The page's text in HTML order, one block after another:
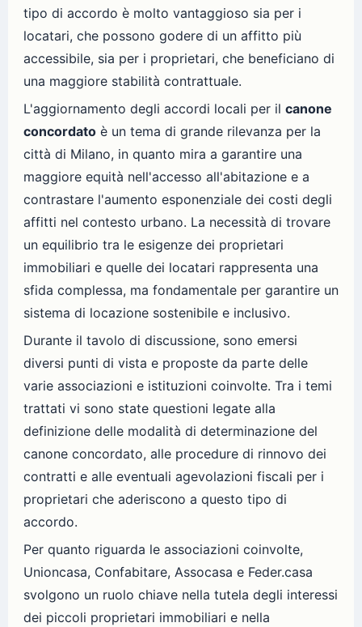
tipo di accordo è molto vantaggioso sia per i
locatari, che possono godere di un affitto più
accessibile, sia per i proprietari, che beneficiano di
una maggiore stabilità contrattuale.
L'aggiornamento degli accordi locali per il canone
concordato è un tema di grande rilevanza per la
città di Milano, in quanto mira a garantire una
maggiore equità nell'accesso all'abitazione e a
contrastare l'aumento esponenziale dei costi degli
affitti nel contesto urbano. La necessità di trovare
un equilibrio tra le esigenze dei proprietari
immobiliari e quelle dei locatari rappresenta una
sfida complessa, ma fondamentale per garantire un
sistema di locazione sostenibile e inclusivo.
Durante il tavolo di discussione, sono emersi
diversi punti di vista e proposte da parte delle
varie associazioni e istituzioni coinvolte. Tra i temi
trattati vi sono state questioni legate alla
definizione delle modalità di determinazione del
canone concordato, alle procedure di rinnovo dei
contratti e alle eventuali agevolazioni fiscali per i
proprietari che aderiscono a questo tipo di
accordo.
Per quanto riguarda le associazioni coinvolte,
Unioncasa, Confabitare, Assocasa e Feder.casa
svolgono un ruolo chiave nella tutela degli interessi
dei piccoli proprietari immobiliari e nella